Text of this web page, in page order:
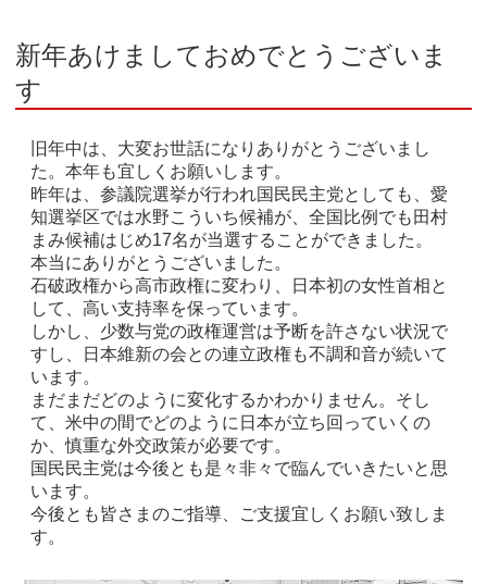
新年あけましておめでとうございま
す
旧年中は、大変お世話になりありがとうございまし
た。本年も宜しくお願いします。
昨年は、参議院選挙が行われ国民民主党としても、愛
知選挙区では水野こういち候補が、全国比例でも田村
まみ候補はじめ17名が当選することができました。
本当にありがとうございました。
石破政権から高市政権に変わり、日本初の女性首相と
して、高い支持率を保っています。
しかし、少数与党の政権運営は予断を許さない状況で
すし、日本維新の会との連立政権も不調和音が続いて
います。
まだまだどのように変化するかわかりません。そし
て、米中の間でどのように日本が立ち回っていくの
か、慎重な外交政策が必要です。
国民民主党は今後とも是々非々で臨んでいきたいと思
います。
今後とも皆さまのご指導、ご支援宜しくお願い致しま
す。